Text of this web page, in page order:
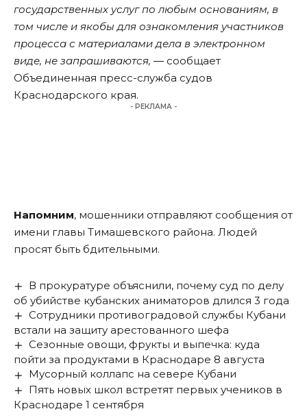
государственных услуг по любым основаниям, в
том числе и якобы для ознакомления участников
процесса с материалами дела в электронном
виде, не запрашиваются, ― сообщает
Объединенная пресс-служба судов
Краснодарского края.
- РЕКЛАМА -
Напомним, мошенники отправляют сообщения от
имени главы Тимашевского района. Людей
просят быть бдительными.
В прокуратуре объяснили, почему суд по делу
об убийстве кубанских аниматоров длился 3 года
Сотрудники противоградовой службы Кубани
встали на защиту арестованного шефа
Сезонные овощи, фрукты и выпечка: куда
пойти за продуктами в Краснодаре 8 августа
Мусорный коллапс на севере Кубани
Пять новых школ встретят первых учеников в
Краснодаре 1 сентября